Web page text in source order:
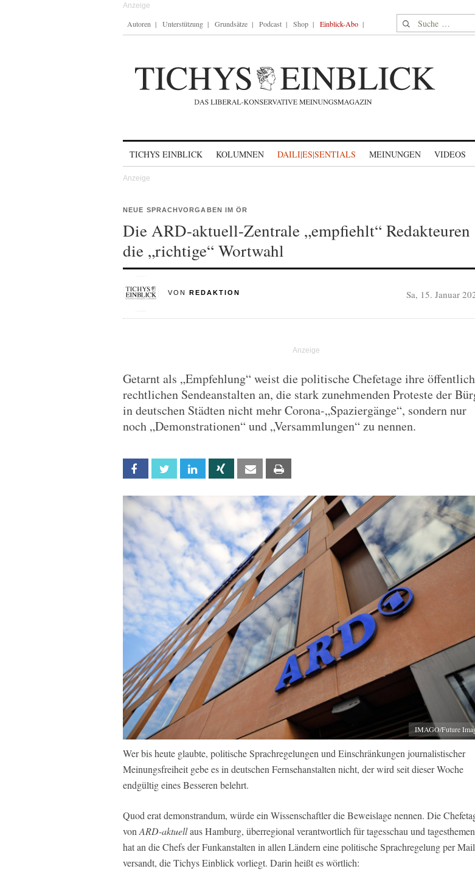
Autoren Unterstützung Grundsätze Podcast Shop Einblick-Abo Suche nach:
TICHYS EINBLICK KOLUMNEN DAILI|ES|SENTIALS MEINUNGEN VIDEOS
NEUE SPRACHVORGABEN IM ÖR
Die ARD-aktuell-Zentrale „empfiehlt“ Redakteuren
die „richtige“ Wortwahl
VON REDAKTION Sa, 15. Januar
Getarnt als „Empfehlung“ weist die politische Chefetage ihre
rechtlichen Sendeanstalten an, die stark zunehmenden Proteste der
in deutschen Städten nicht mehr Corona-„Spaziergänge“, sondern nur
noch „Demonstrationen“ und „Versammlungen“ zu nennen.
Facebook Twitter Linkedin Xing Email
IMAGO/Future
Wer bis heute glaubte, politische Sprachregelungen und Einschränkungen journalistischer
Meinungsfreiheit gebe es in deutschen Fernsehanstalten nicht, der wird seit dieser Woche
endgültig eines Besseren belehrt.
Quod erat demonstrandum, würde ein Wissenschaftler die Beweislage nennen. Die
von ARD-aktuellaus Hamburg, überregional verantwortlich fürtagesschau und tagesthemen
hat an die Chefs der Funkanstalten in allen Ländern eine politische Sprachregelung per Mail
versandt, dieTichys Einblickvorliegt. Darin heißt es wörtlich: